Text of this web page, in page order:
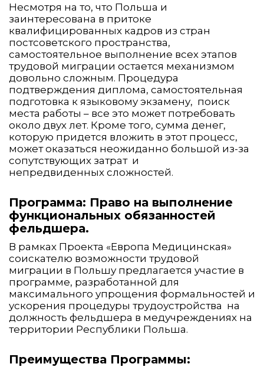
Несмотря на то, что Польша и
заинтересована в притоке
квалифицированных кадров из стран
постсоветского пространства,
самостоятельное выполнение всех этапов
трудовой миграции остается механизмом
довольно сложным. Процедура
подтверждения диплома, самостоятельная
подготовка к языковому экзамену, поиск
места работы – все это может потребовать
около двух лет. Кроме того, сумма денег,
которую придется вложить в этот процесс,
может оказаться неожиданно большой из-за
сопутствующих затрат и
непредвиденных сложностей.
Программа: Право на выполнение
функциональных обязанностей
фельдшера.
В рамках Проекта «Европа Медицинская»
соискателю возможности трудовой
миграции в Польшу предлагается участие в
программе, разработанной для
максимального упрощения формальностей и
ускорения процедуры трудоустройства на
должность фельдшера в медучреждениях на
территории Республики Польша.
Преимущества Программы: